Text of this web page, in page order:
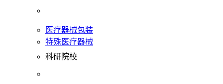
医疗器械包装
特殊医疗器械
科研院校